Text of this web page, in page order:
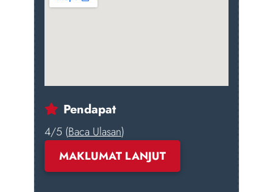
Pendapat
4/5 (Baca Ulasan)
MAKLUMAT LANJUT